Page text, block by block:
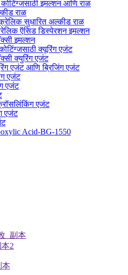
कोटिंग्जसाठी इमल्शन आणि राळ
राळ
सुधारित अल्कीड राळ
ऍसिड डिस्पेरशन इमल्शन
इमल्शन
क्यूरिंग एजंट
क्युरिंग एजंट
एजंट आणि ब्रिजिंग एजंट
एजंट
एजंट
एजंट
एजंट
Acid-BG-1550